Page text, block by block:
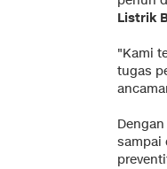
Listrik
"Kami
tugas
sampai